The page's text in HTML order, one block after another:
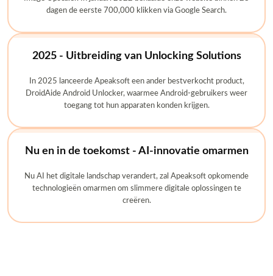
dagen de eerste 700,000 klikken via Google Search.
2025 - Uitbreiding van Unlocking Solutions
In 2025 lanceerde Apeaksoft een ander bestverkocht product,
DroidAide Android Unlocker, waarmee Android-gebruikers weer
toegang tot hun apparaten konden krijgen.
Nu en in de toekomst - AI-innovatie omarmen
Nu AI het digitale landschap verandert, zal Apeaksoft opkomende
technologieën omarmen om slimmere digitale oplossingen te
creëren.